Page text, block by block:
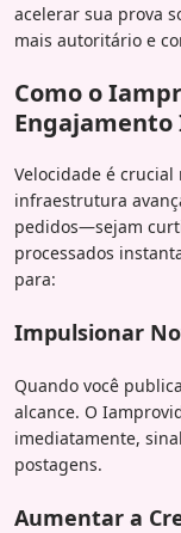
acelerar sua prova
mais autoritário e
Como o
Velocidade é
infraestrutura
pedidos—sejam
processados
para:
Impulsionar
Quando você
alcance. O
imediatamente,
postagens.
Aumentar a